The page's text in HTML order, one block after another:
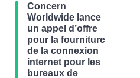
Concern
Worldwide lance
un appel d’offre
pour la fourniture
de la connexion
internet pour les
bureaux de